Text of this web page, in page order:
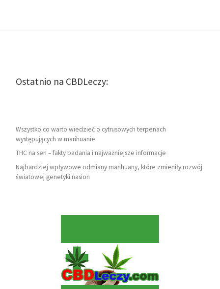
Ostatnio na CBDLeczy:
Wszystko co warto wiedzieć o cytrusowych terpenach
występujących w marihuanie
THC na sen – fakty badania i najważniejsze informacje
Najbardziej wpływowe odmiany marihuany, które zmieniły rozwój
światowej genetyki nasion